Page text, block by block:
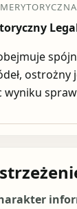
ostrożny